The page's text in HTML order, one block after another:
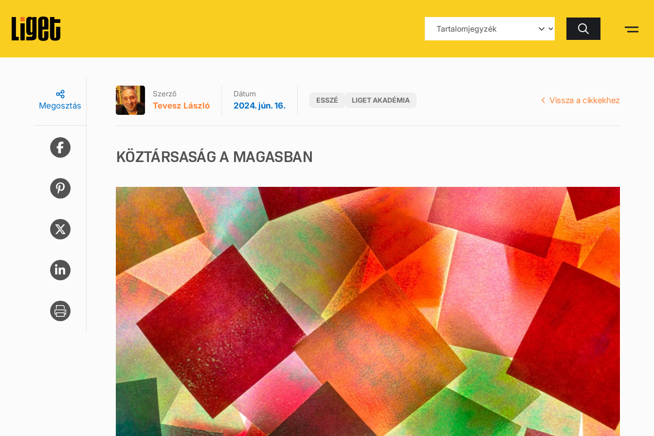
Keresés
Megosztás
Szerző
Tevesz László
Dátum
2024. jún. 16.
ESSZÉ LIGET AKADÉMIA Vissza a cikkekhez
KÖZTÁRSASÁG A MAGASBAN